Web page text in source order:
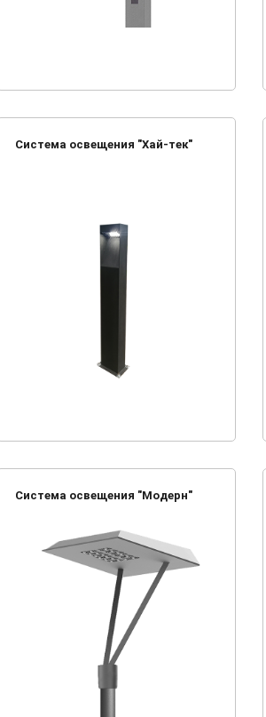
Система освещения "Хай-тек"
Система освещения "Модерн"